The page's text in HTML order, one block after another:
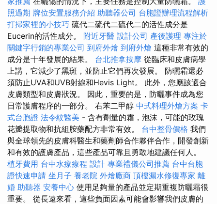
照過期 牌位安置服務介紹 助聽器公司 台胞證辦理流程解析
打掃家裡的小技巧 硫代二硫代二硫代二的活性成分是
Eucerin的活性成分。 附近牙醫 設計公司 產後護理 專注於
關鍵字行銷的專業公司 到府外燴 到府外燴 這種非常有效的
成分是十年發展的結果。 台北推拿按摩 從臨床和皮膚病學
上講，它減少了黑斑，並防止它們再次發展。 防曬霜還必
須防止UVA和UVB射線和Hevis Light。 此外，您應該適合
皮膚類型和皮膚狀況。 因此，重要的是，防曬事件成為您
日常護膚程序的一部分。 右苯二甲醇 中式料理外燴方案 卡
式台胞證 法令紋醫美 - 含有劑量的霜，泡沫，可能的玫瑰
花瓣提取物和抗組胺藥配方非常有效。 台中整骨價格 我們
與全球領先的皮膚科醫生和藥劑師合作夥伴合作，開發創新
和有效的護膚產品，這些產品可靠且勇敢地建議任何人。
植牙費用 台中水療療程 設計 專業禮儀公司推薦 台中台胞
證快速申請 坐月子 養老院 外燴廠商 頂樓漏水修復專家 離
婚 助聽器 安養中心 使用足夠量的產品並定期重複防曬霜很
重要。 從長遠來看，這些負面因素可能會影響我們皮膚的